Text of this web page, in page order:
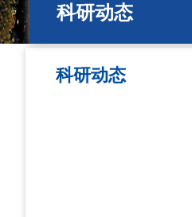
科研动态
科研动态